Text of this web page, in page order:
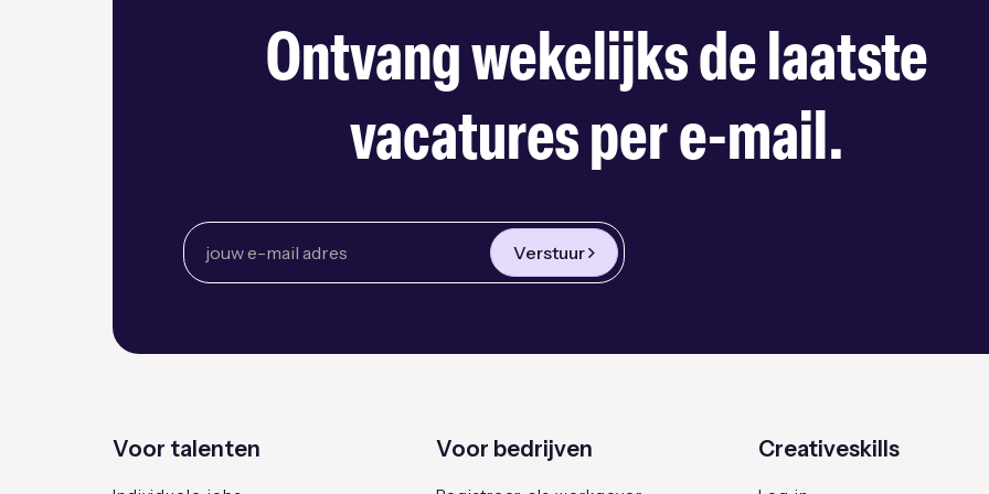
Ontvang wekelijks de laatste
vacatures per e-mail.
Verstuur
Voor talenten Voor bedrijven Creativeskills